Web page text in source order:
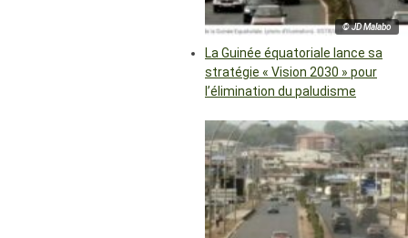
© JD Malabo
La Guinée équatoriale lance sa
stratégie « Vision 2030 » pour
l’élimination du paludisme